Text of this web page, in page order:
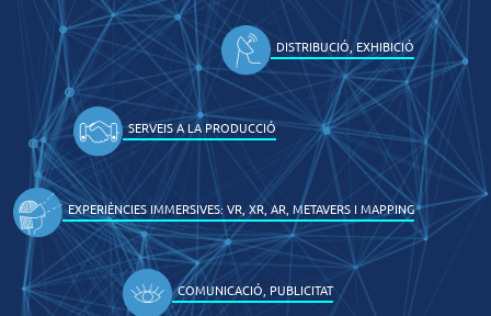
DISTRIBUCIÓ, EXHIBICIÓ
SERVEIS A LA PRODUCCIÓ
EXPERIÈNCIES IMMERSIVES: VR, XR, AR, METAVERS I MAPPING
COMUNICACIÓ, PUBLICITAT